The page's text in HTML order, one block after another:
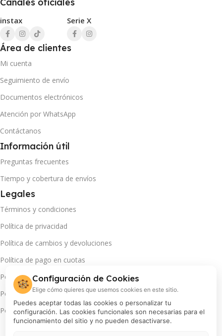
Canales oficiales
instax Serie X
Área de clientes
Mi cuenta
Seguimiento de envío
Documentos electrónicos
Atención por WhatsApp
Contáctanos
Información útil
Preguntas frecuentes
Tiempo y cobertura de envíos
Legales
Términos y condiciones
Política de privacidad
Política de cambios y devoluciones
Política de pago en cuotas
Política de servicio técnico
Política de promociones
Política de cookies
🍪 Configuración de Cookies
Elige cómo quieres que usemos cookies en este sitio.
Puedes aceptar todas las cookies o personalizar tu
configuración. Las cookies funcionales son necesarias para el
funcionamiento del sitio y no pueden desactivarse.